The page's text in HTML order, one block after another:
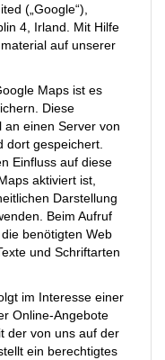
(„Google“),
4, Irland. Mit Hilfe
auf unserer
Maps ist es
Diese
an einen Server von
dort gespeichert.
Einfluss auf diese
aktiviert ist,
Darstellung
Beim Aufruf
benötigten Web
und Schriftarten
im Interesse einer
Online-Angebote
der von uns auf der
ein berechtigtes